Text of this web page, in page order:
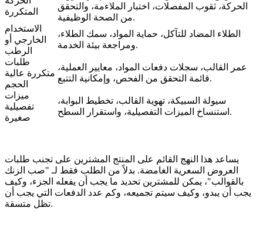
المتكررة
الحركة، ثقوب المفصلات، اختبار الملاءمة، والتحقق
من الصحة الوظيفية.
الاستخدام
الخارجي أو
الرطب
الطلاء المضاد للتآكل، حماية المواد، سمك الطلاء،
ومراجعة بيئة الخدمة.
طلبات
متكررة عالية
الحجم
عمر القالب، سجلات دفعات المواد، معايير العملية،
قائمة التحقق من الفحص، وإمكانية التتبع.
ميزات
تفصيلية
صغيرة
سيولة السبيكة، تهوية القالب، تخطيط البوابة،
استنساخ الميزات التفصيلية، واستقرار السطح.
يساعد هذا النهج القائم على المنتج المشترين على تجنب طلبات
العروض السعرية الغامضة. بدلاً من الطلب فقط لـ "صب الزنك
بالقوالب"، يمكن للمشترين تحديد ما يجب أن يفعله الجزء، وكيف
يجب أن يبدو، وكيف سيتم تجميعه، وكم عدد الدفعات التي يجب أن
تظل متسقة.